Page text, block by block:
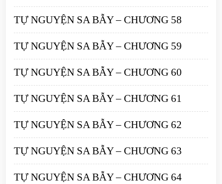
TỰ NGUYỆN SA BẪY – CHƯƠNG 58
TỰ NGUYỆN SA BẪY – CHƯƠNG 59
TỰ NGUYỆN SA BẪY – CHƯƠNG 60
TỰ NGUYỆN SA BẪY – CHƯƠNG 61
TỰ NGUYỆN SA BẪY – CHƯƠNG 62
TỰ NGUYỆN SA BẪY – CHƯƠNG 63
TỰ NGUYỆN SA BẪY – CHƯƠNG 64